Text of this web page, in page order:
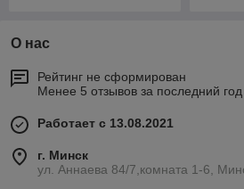
О нас
Рейтинг не сформирован
Менее 5 отзывов за последний год
Работает с 13.08.2021
г. Минск
ул. Аннаева 84/7,комната 1-6,